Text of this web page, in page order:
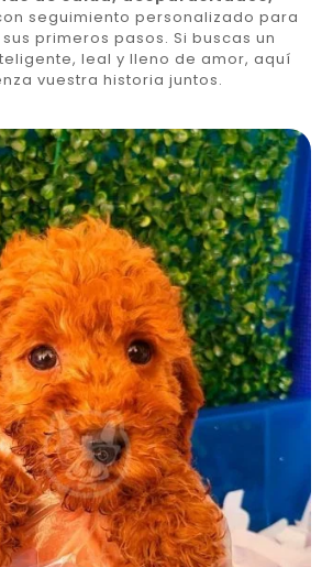
seguimiento personalizado para
primeros pasos. Si buscas un
leal y lleno de amor, aquí
vuestra historia juntos.